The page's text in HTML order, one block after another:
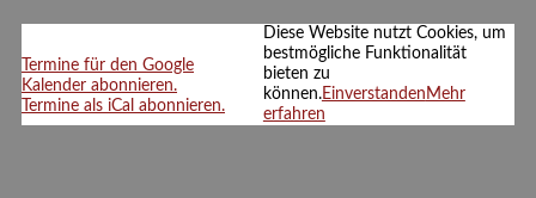
Termine für den Google
Kalender abonnieren.
Termine als iCal abonnieren.
Diese Website nutzt Cookies, um
bestmögliche Funktionalität
bieten zu
können.Einverstanden Mehr
erfahren